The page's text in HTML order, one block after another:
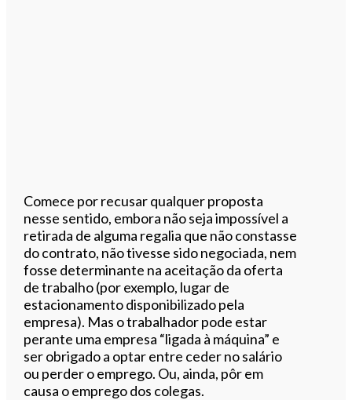
Comece por recusar qualquer proposta
nesse sentido, embora não seja impossível a
retirada de alguma regalia que não constasse
do contrato, não tivesse sido negociada, nem
fosse determinante na aceitação da oferta
de trabalho (por exemplo, lugar de
estacionamento disponibilizado pela
empresa). Mas o trabalhador pode estar
perante uma empresa “ligada à máquina” e
ser obrigado a optar entre ceder no salário
ou perder o emprego. Ou, ainda, pôr em
causa o emprego dos colegas.